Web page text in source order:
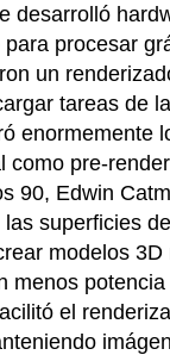
desarrolló
procesar
un
tareas de
enormemente
como pre-
90, Edwin
superficies
modelos 3D
menos
el